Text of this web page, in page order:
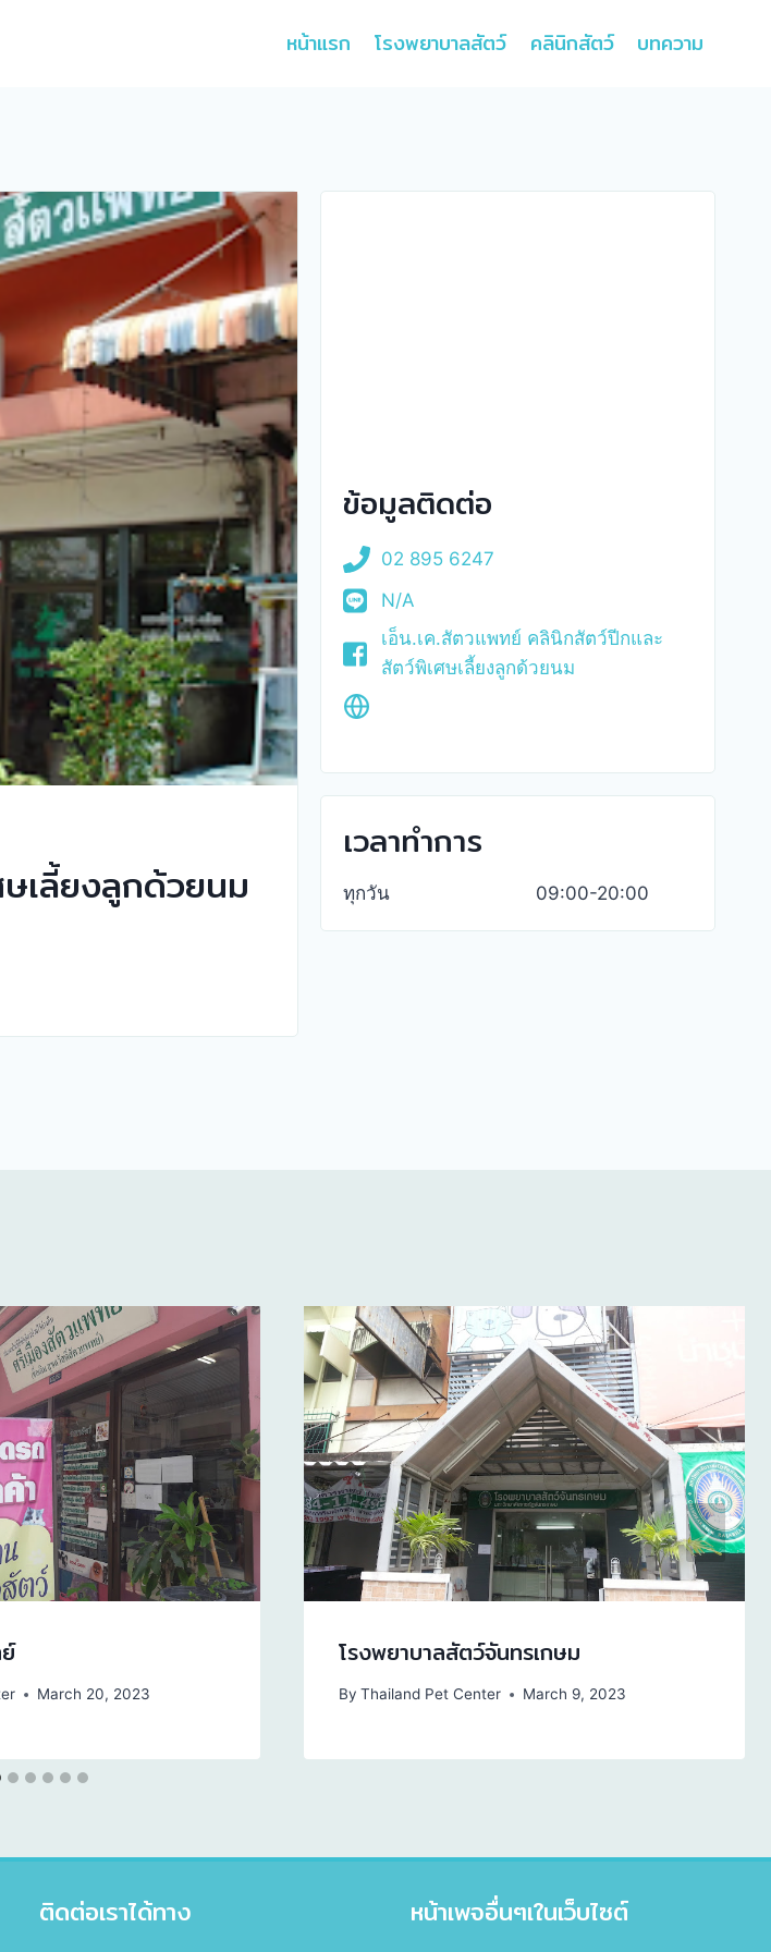
หน้าแรก โรงพยาบาลสัตว์ คลินิกสัตว์ บทความ
เลี้ยงลูกด้วยนม
ข้อมูลติดต่อ
02 895 6247
N/A
เอ็น.เค.สัตวแพทย์ คลินิกสัตว์ปีกและ
สัตว์พิเศษเลี้ยงลูกด้วยนม
เวลาทำการ
ทุกวัน 09:00-20:00
March 20, 2023
โรงพยาบาลสัตว์จันทรเกษม
By Thailand Pet Center March 9, 2023
ติดต่อเราได้ทาง หน้าเพจอื่นๆเในเว็บไซต์